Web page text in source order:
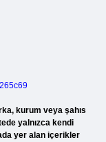
kurum veya şahıs
yalnızca kendi
yer alan içerikler